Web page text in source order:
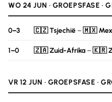
WO 24 JUN · GROEPSFASE ·
0–3 🇨🇿 Tsjechië–🇲🇽
1–0 🇿🇦 Zuid-Afrika–🇰🇷
VR 12 JUN · GROEPSFASE ·